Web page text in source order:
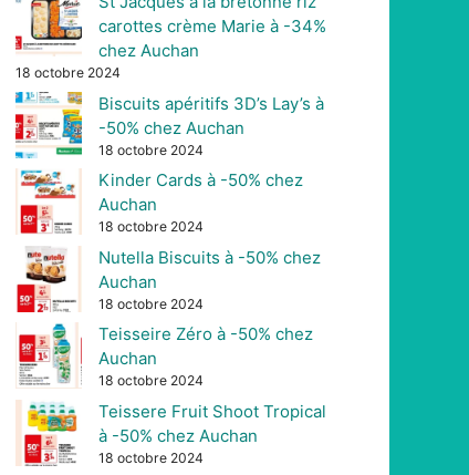
carottes crème Marie à -34%
chez Auchan
18 octobre 2024
Biscuits apéritifs 3D’s Lay’s à
-50% chez Auchan
18 octobre 2024
Kinder Cards à -50% chez
Auchan
18 octobre 2024
Nutella Biscuits à -50% chez
Auchan
18 octobre 2024
Teisseire Zéro à -50% chez
Auchan
18 octobre 2024
Teissere Fruit Shoot Tropical
à -50% chez Auchan
18 octobre 2024